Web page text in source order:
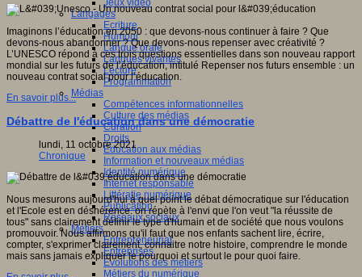
Jeux vidéo
Langages
Ecriture
Humour
Langue orale
Langues vivantes
Lecture
Programmation
Médias
Compétences informationnelles
Culture des médias
Curation
Droits
Education aux médias
Information et nouveaux médias
Identité numérique
Internet responsable
Littératie numérique
Publication
Réseaux sociaux
Métiers
Entrepreneuriat
Entreprises
Evolutions des métiers
Métiers du numérique
Imaginons l’éducation en 2050 : que devons-nous continuer à faire ? Que
devons-nous abandonner ? Que devons-nous repenser avec créativité ?
L’UNESCO répond à ces trois questions essentielles dans son nouveau rapport
mondial sur les futurs de l’éducation, intitulé Repenser nos futurs ensemble : un
nouveau contrat social pour l’éducation.
En savoir plus...
Débattre de l'éducation dans une démocratie
lundi, 11 octobre 2021
Chronique
Nous mesurons aujourd'hui à quel point le débat démocratique sur l'éducation
et l'Ecole est en déshérence. on répète à l'envi que l'on veut "la réussite de
tous" sans clairement définir le type d'humain et de société que nous voulons
promouvoir. Nous affirmons qu'il faut que nos enfants sachent lire, écrire,
compter, s'exprimer clairement, connaitre notre histoire, comprendre le monde
mais sans jamais expliquer le pourquoi et surtout le pour quoi faire.